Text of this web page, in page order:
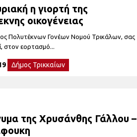
η γιορτή της
οικογένειας
Πολυτέκνων Γονέων Νομού Τρικάλων, σας
στον εορτασμό...
Δήμος Τρικκαίων
της Χρυσάνθης Γάλλου –